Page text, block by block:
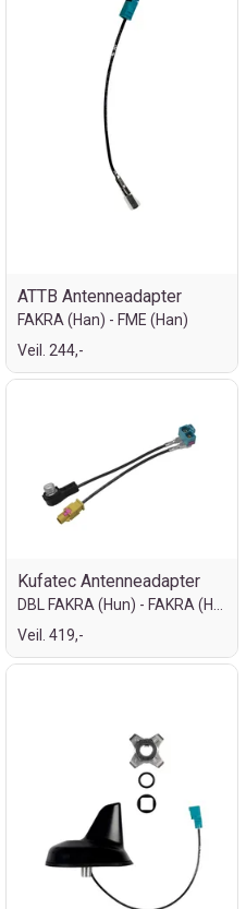
ATTB Antenneadapter
FAKRA (Han) - FME (Han)
Veil. 244,-
Kufatec Antenneadapter
Veil. 419,-